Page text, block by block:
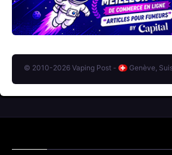
© 2010-2026 Vaping Post - Genève,